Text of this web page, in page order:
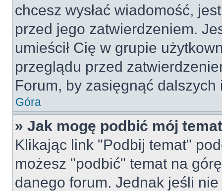
chcesz wysłać wiadomość,
przed jego zatwierdzeniem.
umieścił Cię w grupie
przeglądu przed
Forum, by zasięgnąć dalszych
Góra
» Jak mogę podbić mój
Klikając link "Podbij temat"
możesz "podbić" temat na
danego forum. Jednak jeśli